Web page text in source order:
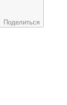
Поделиться